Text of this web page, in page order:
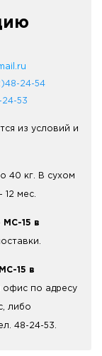
24-54
53
из условий и
40 кг. В сухом
мес.
МС-15 в
15 в
по адресу
либо
48-24-53.